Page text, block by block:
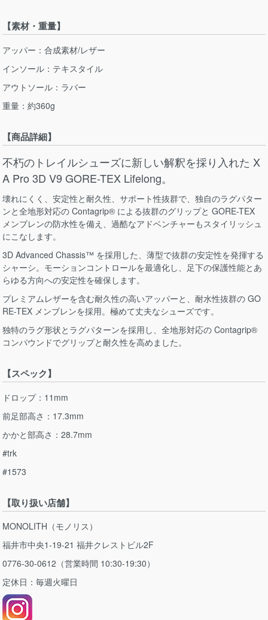
【素材・重量】
アッパー：合成素材/レザー
インソール：テキスタイル
アウトソール：ラバー
重量：約360g
【商品詳細】
不朽のトレイルシューズに新しい解釈を採り入れた X
A Pro 3D V9 GORE-TEX Lifelong。
壊れにくく、安定性と耐久性、サポート性抜群で、独自のラグパター
ンと全地形対応の Contagrip® による抜群のグリップと GORE-TEX
メンブレンの防水性を備え、過酷なアドベンチャーもスタイリッシュ
にこなします。
3D Advanced Chassis™ を採用した、薄型で抜群の安定性を発揮する
シャーシ。モーションコントロールを最適化し、足下の保護性能とあ
らゆる方向への安定性を確保します。
プレミアムレザーを含む耐久性の高いアッパーと、耐水性抜群の GO
RE-TEX メンブレンを採用。極めて丈夫なシューズです。
独特のラグ形状とラグパターンを採用し、全地形対応の Contagrip®
コンパウンドでグリップと耐久性を高めました。
【スペック】
ドロップ：11mm
前足部高さ：17.3mm
かかと部高さ：28.7mm
#trk
#1573
【取り扱い店舗】
MONOLITH（モノリス）
福井市中央1-19-21 福井クレストビル2F
0776-30-0612（営業時間 10:30-19:30）
定休日：毎週火曜日